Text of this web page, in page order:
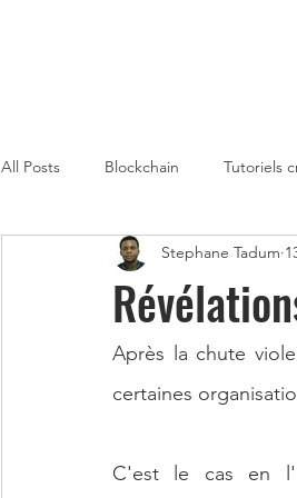
All Posts Blockchain Tutoriels
Strategies de Trading sur Crypto
Gagner de l'Argent avec la
Stephane Tadum
Après la chute
certaines
C'est le cas en